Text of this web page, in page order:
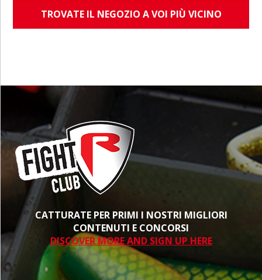
TROVATE IL NEGOZIO A VOI PIÙ VICINO
CATTURATE PER PRIMI I NOSTRI MIGLIORI
CONTENUTI E CONCORSI
DISCOVER MORE AND SIGN UP HERE